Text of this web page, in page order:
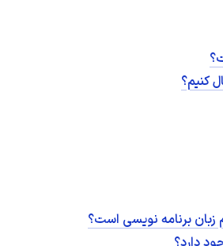
کنیم؟
زبان برنامه نویسی است؟